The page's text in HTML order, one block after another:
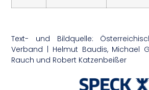
Text- und Bildquelle:
Verband | Helmut Baudis, Michael
Rauch und Robert Katzenbeißer